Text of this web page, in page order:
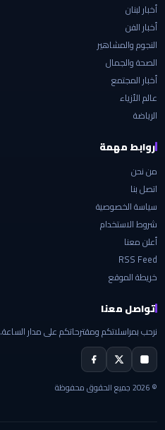
أخبار لبنان
أخبار الفن
النجوم والمشاهير
الصحة والجمال
أخبار المجتمع
عالم الأزياء
الرياضة
روابط مهمة
من نحن
اتصل بنا
سياسة الخصوصية
شروط الاستخدام
أعلن معنا
RSS Feed
خريطة الموقع
تواصل معنا
نرحب بمراسلاتكم ومقترحاتكم على مدار الساعة.
© 2026 جميع الحقوق محفوظة